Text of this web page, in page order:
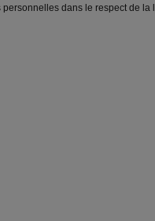
dans le respect de